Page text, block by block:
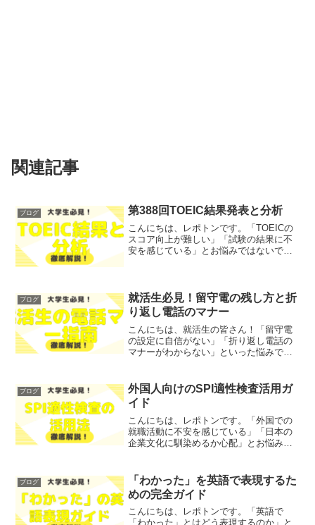
関連記事
ブログ 第388回TOEIC結果発表と分析
こんにちは、レポトンです。「TOEICの
スコア向上が難しい」「試験の結果に不
安を感じている」とお悩みではないでし
におすす...
ブログ
就活生必見！留守電の残し方と折
り返し電話のマナー
こんにちは、就活生の皆さん！「留守電
の設定に自信がない」「折り返し電話の
マナーがわからない」といった悩みでは
返し電話のマナーについて、わかりやす
く解説します！レポトンこ...
ブログ
外国人向けのSPI適性検査活用ガ
イド
こんにちは、レポトンです。「外国での
就職活動に不安を感じている」「日本の
企業文化に馴染めるか心配」とお悩みで
わかりやすく解説します！レポトンこの
記事は次のような人に...
ブログ
「わかった」を英語で表現するた
めの完全ガイド
こんにちは、レポトンです。「英語で
「わかった」とはどう表現するのか」と